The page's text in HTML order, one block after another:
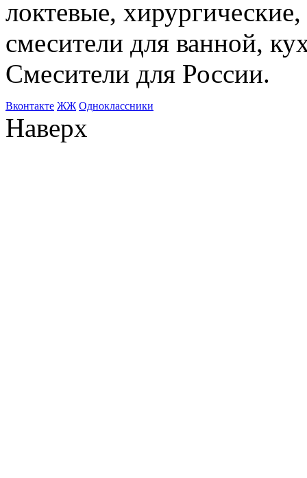
локтевые,
смесители для ванной,
Смесители для России.
Bконтакте ЖЖ Одноклассники
Наверх